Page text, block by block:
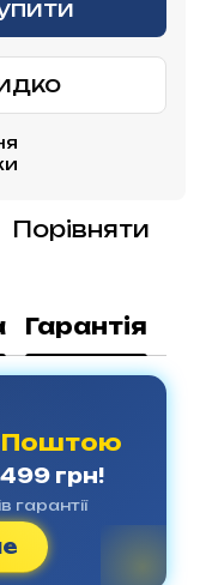
Порівняти
Гарантія
Поштою
грн!
гарантії